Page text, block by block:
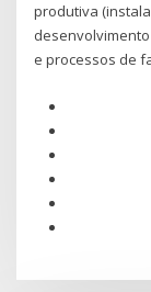
produtiva
e processos de